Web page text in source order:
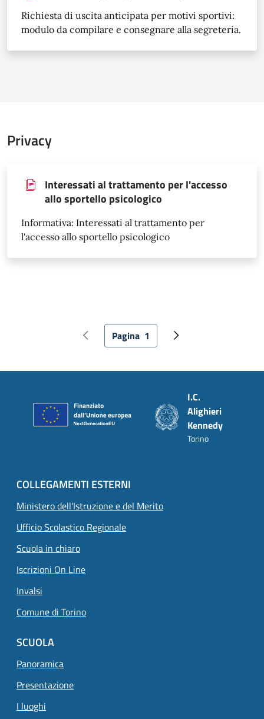
Richiesta di uscita anticipata per motivi sportivi:
modulo da compilare e consegnare alla segreteria.
Privacy
Interessati al trattamento per l'accesso
allo sportello psicologico
Informativa: Interessati al trattamento per
l'accesso allo sportello psicologico
Paginazione
Pagina precedente
Pagina attuale
Pagina 1 Pagina successiva
I.C.
Alighieri
Kennedy
Torino
COLLEGAMENTI ESTERNI
Ministero dell'Istruzione e del Merito
Ufficio Scolastico Regionale
Scuola in chiaro
Iscrizioni On Line
Invalsi
Comune di Torino
SCUOLA
Panoramica
Presentazione
I luoghi